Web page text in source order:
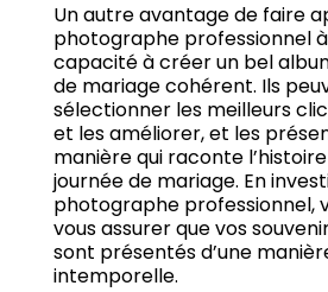
Un autre avantage de faire
photographe professionnel
capacité à créer un bel
de mariage cohérent. Ils
sélectionner les meilleurs
et les améliorer, et les
manière qui raconte
journée de mariage. En
photographe professionnel,
vous assurer que vos
sont présentés d’une
intemporelle.